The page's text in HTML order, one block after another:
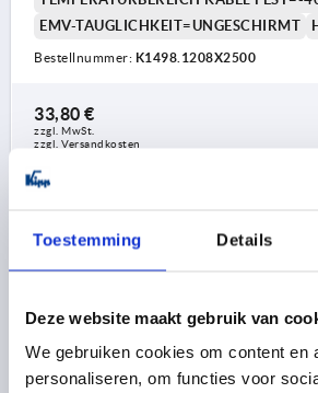
Toestemming Details
Deze website maakt gebruik van
We gebruiken cookies om content en
personaliseren, om functies voor
EMV-TAUGLICHKEIT=UNGESCHIRMT
Bestellnummer: K1498.1208X2500
33,80 €
zzgl. MwSt.
zzgl. Versandkosten